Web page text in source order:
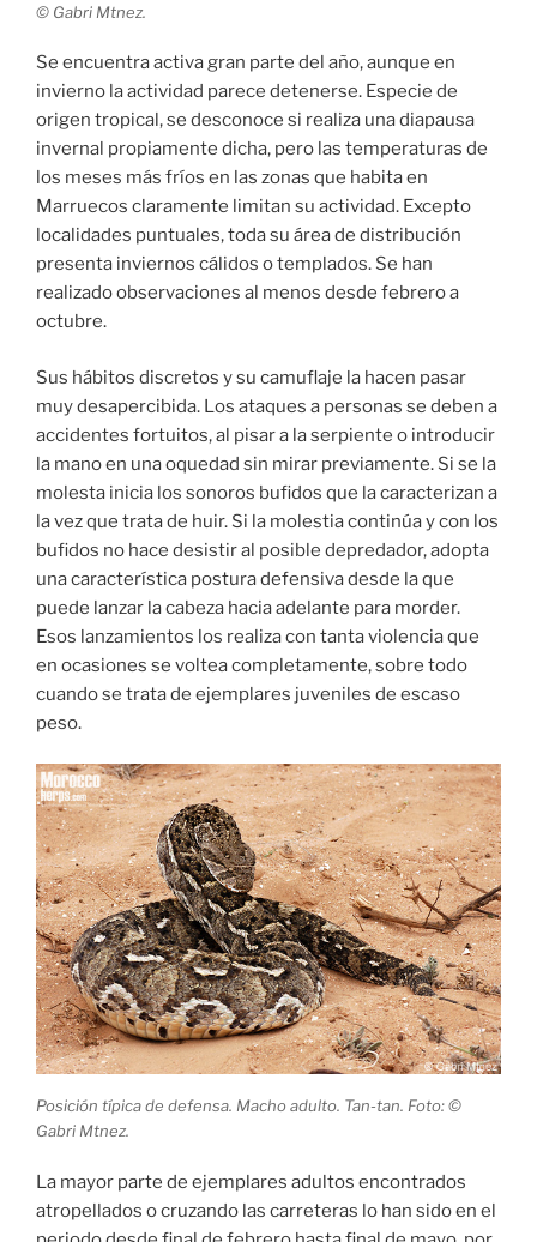
© Gabri Mtnez.
Se encuentra activa gran parte del año, aunque en
invierno la actividad parece detenerse. Especie de
origen tropical, se desconoce si realiza una diapausa
invernal propiamente dicha, pero las temperaturas de
los meses más fríos en las zonas que habita en
Marruecos claramente limitan su actividad. Excepto
localidades puntuales, toda su área de distribución
presenta inviernos cálidos o templados. Se han
realizado observaciones al menos desde febrero a
octubre.
Sus hábitos discretos y su camuflaje la hacen pasar
muy desapercibida. Los ataques a personas se deben a
accidentes fortuitos, al pisar a la serpiente o introducir
la mano en una oquedad sin mirar previamente. Si se la
molesta inicia los sonoros bufidos que la caracterizan a
la vez que trata de huir. Si la molestia continúa y con los
bufidos no hace desistir al posible depredador, adopta
una característica postura defensiva desde la que
puede lanzar la cabeza hacia adelante para morder.
Esos lanzamientos los realiza con tanta violencia que
en ocasiones se voltea completamente, sobre todo
cuando se trata de ejemplares juveniles de escaso
peso.
Posición típica de defensa. Macho adulto. Tan-tan. Foto: ©
Gabri Mtnez.
La mayor parte de ejemplares adultos encontrados
atropellados o cruzando las carreteras lo han sido en el